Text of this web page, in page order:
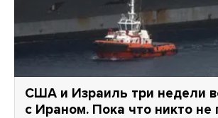
США и Израиль три недели
с Ираном. Пока что никто не